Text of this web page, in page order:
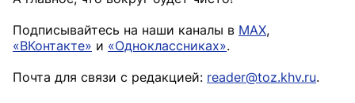
Подписывайтесь на наши каналы в MAX,
«ВКонтакте» и «Одноклассниках».
Почта для связи с редакцией: reader@toz.khv.ru.